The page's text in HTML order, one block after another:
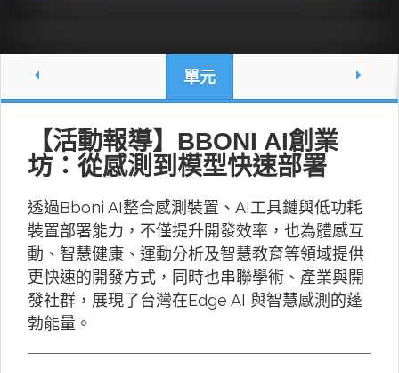
單元
【活動報導】BBONI AI創業
坊：從感測到模型快速部署
透過Bboni AI整合感測裝置、AI工具鏈與低功耗
裝置部署能力，不僅提升開發效率，也為體感互
動、智慧健康、運動分析及智慧教育等領域提供
更快速的開發方式，同時也串聯學術、產業與開
發社群，展現了台灣在Edge AI 與智慧感測的蓬
勃能量。